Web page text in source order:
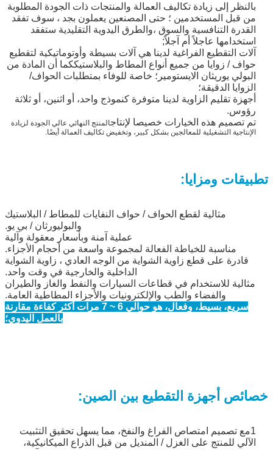
بالنظر إلى زيادة تكاليف العمالة والمنتجات ذات الجودة المطلوبة
من قبل المستخدمين ؛ حتى المصنعين يعملون بجد ، سوف تفقد
القدرة التنافسية والسوق ،والطرق اليدوية التقليدية ستفقد
استخدامها عاجلاً أم آجلاً;
آلات التقطيع الفراغية لدينا هي آلات بسيطة وأوتوماتيكية لتقطيع
حواف / زوايا من جميع أنواع المطاط والبلاستيككما أن المادة من
البولي يوريثان الايستومير؛ خاصة للوفاء بمتطلبات الحواف/
الزوايا الدقيقة؛
أجهزة تقليم الزاوية لدينا متوفرة كنموذج واحد، أو اثنين، أو ثلاثة
رؤوس.
تم تصميم هذه الخيارات خصيصا لإنتاجالمنتج النهائي عالي الجودة لزيادة
الإنتاجية التشغيلية للمعالجين بشكل كبير، وتخفيض تكاليف العمالة أيضًا.
تطبيقات ومزايا:
مثالية لقطع الحواف / حواف النفايات للمطاط / البلاستيك
والبوليورثان / بي يو.
عملية آمنة وبأسعار معقولة وآلية
مناسبة للخياطة الفعالة لمجموعة واسعة من أحجام الأجزاء.
قادرة على قطع زاوية الشواية من الوجه العادي ، زاوية الشواية
الداخلية والخارجية في وقت واحد.
مثالية للاستخدام في قطاعات السيارات والنفط والغاز والطيران
والفضاء والطب والإلكترونيات والأجزاء المطاطية العامة.
سريع، بسيط، وفعال، هو حوالي 6 ~ 7 مرات أكثر كفاءة مقارنة
بالعمل اليدوي؛
خصائص أجهزة التقطيع بين الصين:
1مع تصميم امتصاص الفراغ والنفخ، مما يسهل تحقيق التثبيت
الآلي للمنتج على الغزل / المنديل من قبل الذراع الميكانيكية،